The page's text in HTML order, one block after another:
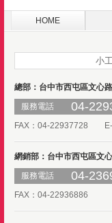
HOME
小
總部：台中市西屯區文心
服務電話
04-
FAX：04-22937728 E-
網銷部：台中市西屯區文
服務電話
04-
FAX：04-22936886